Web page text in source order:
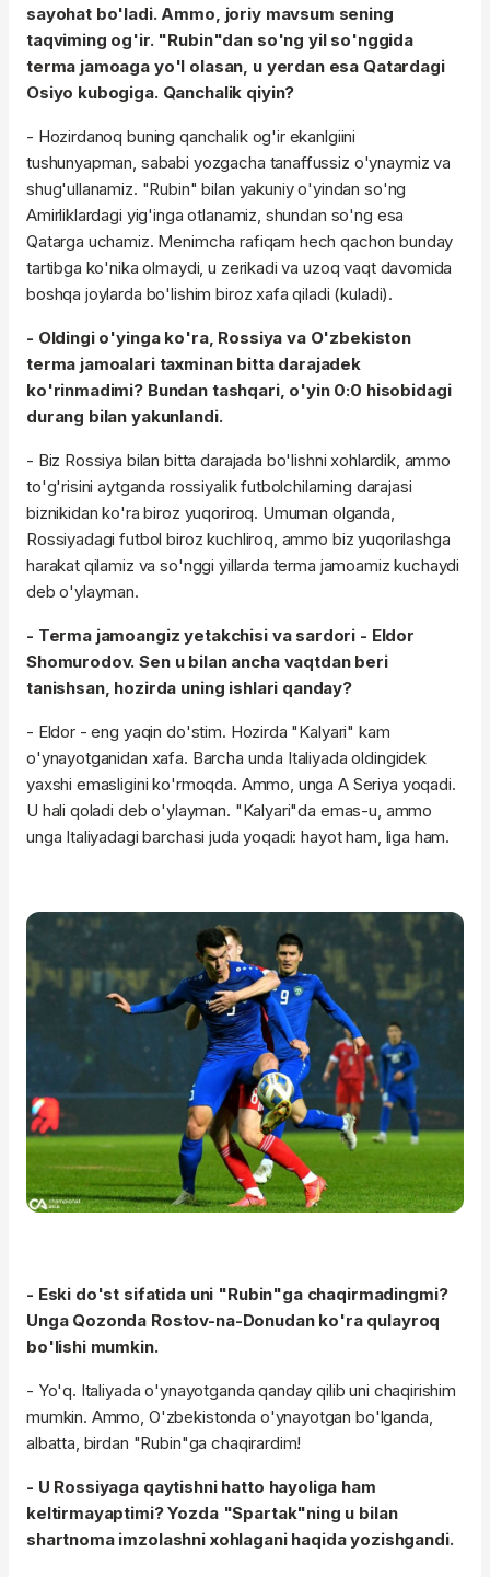
sayohat bo'ladi. Ammo, joriy mavsum sening
taqviming og'ir. "Rubin"dan so'ng yil so'nggida
terma jamoaga yo'l olasan, u yerdan esa Qatardagi
Osiyo kubogiga. Qanchalik qiyin?
- Hozirdanoq buning qanchalik og'ir ekanlgiini
tushunyapman, sababi yozgacha tanaffussiz o'ynaymiz va
shug'ullanamiz. "Rubin" bilan yakuniy o'yindan so'ng
Amirliklardagi yig'inga otlanamiz, shundan so'ng esa
Qatarga uchamiz. Menimcha rafiqam hech qachon bunday
tartibga ko'nika olmaydi, u zerikadi va uzoq vaqt davomida
boshqa joylarda bo'lishim biroz xafa qiladi (kuladi).
- Oldingi o'yinga ko'ra, Rossiya va O'zbekiston
terma jamoalari taxminan bitta darajadek
ko'rinmadimi? Bundan tashqari, o'yin 0:0 hisobidagi
durang bilan yakunlandi.
- Biz Rossiya bilan bitta darajada bo'lishni xohlardik, ammo
to'g'risini aytganda rossiyalik futbolchilarning darajasi
biznikidan ko'ra biroz yuqoriroq. Umuman olganda,
Rossiyadagi futbol biroz kuchliroq, ammo biz yuqorilashga
harakat qilamiz va so'nggi yillarda terma jamoamiz kuchaydi
deb o'ylayman.
- Terma jamoangiz yetakchisi va sardori - Eldor
Shomurodov. Sen u bilan ancha vaqtdan beri
tanishsan, hozirda uning ishlari qanday?
- Eldor - eng yaqin do'stim. Hozirda "Kalyari" kam
o'ynayotganidan xafa. Barcha unda Italiyada oldingidek
yaxshi emasligini ko'rmoqda. Ammo, unga A Seriya yoqadi.
U hali qoladi deb o'ylayman. "Kalyari"da emas-u, ammo
unga Italiyadagi barchasi juda yoqadi: hayot ham, liga ham.
- Eski do'st sifatida uni "Rubin"ga chaqirmadingmi?
Unga Qozonda Rostov-na-Donudan ko'ra qulayroq
bo'lishi mumkin.
- Yo'q. Italiyada o'ynayotganda qanday qilib uni chaqirishim
mumkin. Ammo, O'zbekistonda o'ynayotgan bo'lganda,
albatta, birdan "Rubin"ga chaqirardim!
- U Rossiyaga qaytishni hatto hayoliga ham
keltirmayaptimi? Yozda "Spartak"ning u bilan
shartnoma imzolashni xohlagani haqida yozishgandi.